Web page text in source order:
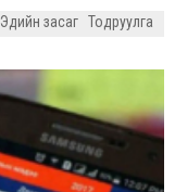
Эдийн засаг Тодруулга